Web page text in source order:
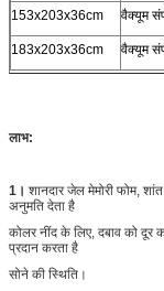
153x203x36cm वैक्यूम
183x203x36cm वैक्यूम
लाभ:
1। शानदार जेल मेमोरी फोम,
अनुमति देता है
कोलर नींद के लिए, दबाव को दूर
प्रदान करता है
सोने की स्थिति।